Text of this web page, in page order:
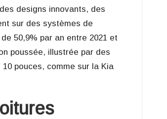
designs innovants, des
sur des systèmes de
50,9% par an entre 2021 et
poussée, illustrée par des
pouces, comme sur la Kia